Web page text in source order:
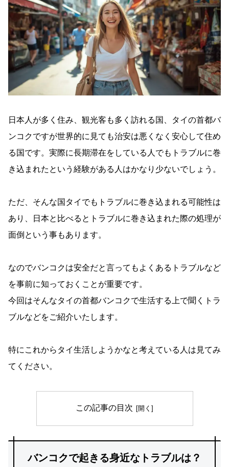
日本人が多く住み、観光客も多く訪れる国、タイの首都バ
ンコクですが世界的に見ても治安は悪くなく安心して住め
る国です。実際に長期滞在をしている人でもトラブルに巻
き込まれたという経験がある人はかなり少ないでしょう。
ただ、そんな国タイでもトラブルに巻き込まれる可能性は
あり、日本と比べるとトラブルに巻き込まれた際の処理が
面倒という事もあります。
なのでバンコクは安全だと言ってもよくあるトラブルなど
を事前に知っておくことが重要です。
今回はそんなタイの首都バンコクで生活する上で聞くトラ
ブルなどをご紹介いたします。
特にこれからタイ生活しようかなと考えている人は見てみ
てください。
この記事の目次
バンコクで起きる身近なトラブルは？